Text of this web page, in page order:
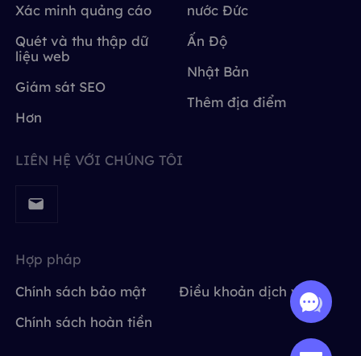
Xác minh quảng cáo
Quét và thu thập dữ
liệu web
Giám sát SEO
Hơn
nước Đức
Ấn Độ
Nhật Bản
Thêm địa điểm
LIÊN HỆ VỚI CHÚNG TÔI
Hợp pháp
Chính sách bảo mật
Điều khoản dịch vụ
Chính sách hoàn tiền